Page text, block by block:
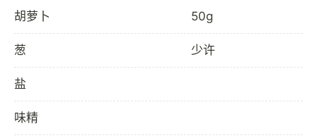
胡萝卜 50g
葱 少许
盐
味精